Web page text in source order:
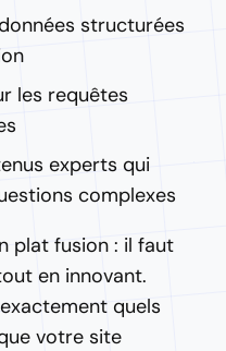
structurées
les requêtes
experts qui
complexes
plat fusion : il faut
en innovant.
quels
votre site